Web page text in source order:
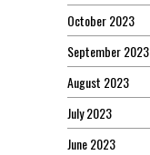
October 2023
September 2023
August 2023
July 2023
June 2023